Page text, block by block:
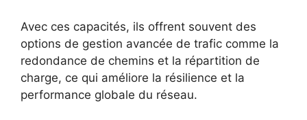
Avec ces capacités, ils offrent souvent des
options de gestion avancée de trafic comme la
redondance de chemins et la répartition de
charge, ce qui améliore la résilience et la
performance globale du réseau.